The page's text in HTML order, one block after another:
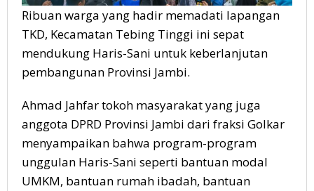
Ribuan warga yang hadir memadati lapangan
TKD, Kecamatan Tebing Tinggi ini sepat
mendukung Haris-Sani untuk keberlanjutan
pembangunan Provinsi Jambi.
Ahmad Jahfar tokoh masyarakat yang juga
anggota DPRD Provinsi Jambi dari fraksi Golkar
menyampaikan bahwa program-program
unggulan Haris-Sani seperti bantuan modal
UMKM, bantuan rumah ibadah, bantuan